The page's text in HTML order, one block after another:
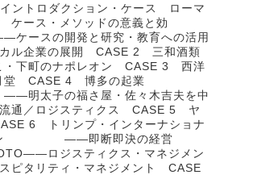
トロダクション・ケース ローマ
ケース・メソッドの意義と効
の開発と研究・教育への活用
ル企業の展開 CASE 2 三和酒類
下町のナポレオン CASE 3 西洋
堂 CASE 4 博多の起業
の福さ屋・佐々木吉夫を中
通／ロジスティクス CASE 5 ヤ
6 トリンプ・インターナショナ
ン ——即断即決の経営
ロジスティクス・マネジメン
ピタリティ・マネジメント CASE